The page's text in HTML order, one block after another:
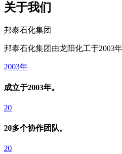
关于我们
邦泰石化集团
邦泰石化集团由龙阳化工于2003
2003年
成立于2003年。
20
20多个协作团队。
20